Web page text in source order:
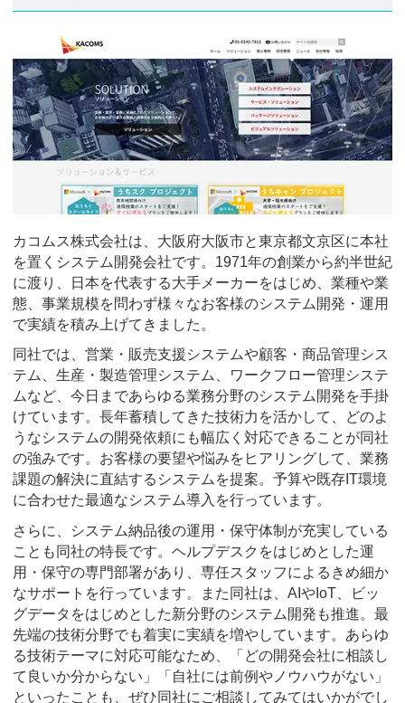
カコムス株式会社は、大阪府大阪市と東京都文京区に本社
を置くシステム開発会社です。1971年の創業から約半世紀
に渡り、日本を代表する大手メーカーをはじめ、業種や業
態、事業規模を問わず様々なお客様のシステム開発・運用
で実績を積み上げてきました。
同社では、営業・販売支援システムや顧客・商品管理シス
テム、生産・製造管理システム、ワークフロー管理システ
ムなど、今日まであらゆる業務分野のシステム開発を手掛
けています。長年蓄積してきた技術力を活かして、どのよ
うなシステムの開発依頼にも幅広く対応できることが同社
の強みです。お客様の要望や悩みをヒアリングして、業務
課題の解決に直結するシステムを提案。予算や既存IT環境
に合わせた最適なシステム導入を行っています。
さらに、システム納品後の運用・保守体制が充実している
ことも同社の特長です。ヘルプデスクをはじめとした運
用・保守の専門部署があり、専任スタッフによるきめ細か
なサポートを行っています。また同社は、AIやIoT、ビッ
グデータをはじめとした新分野のシステム開発も推進。最
先端の技術分野でも着実に実績を増やしています。あらゆ
る技術テーマに対応可能なため、「どの開発会社に相談し
て良いか分からない」「自社には前例やノウハウがない」
といったことも、ぜひ同社にご相談してみてはいかがでし